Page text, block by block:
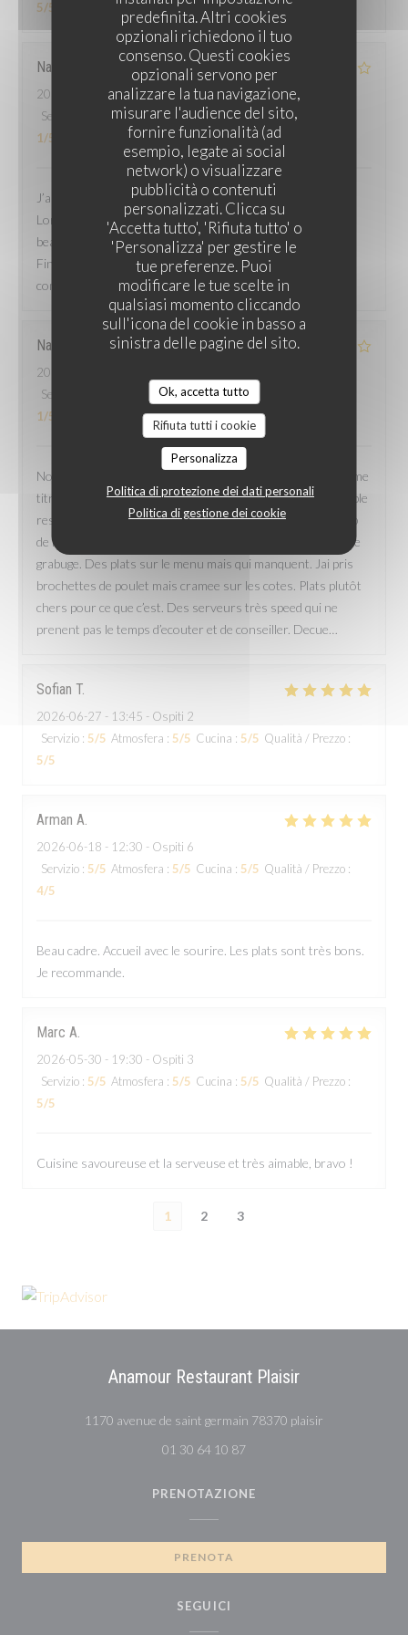
predefinita. Altri cookies
opzionali richiedono il tuo
consenso. Questi cookies
opzionali servono per
analizzare la tua navigazione,
misurare l'audience del sito,
fornire funzionalità (ad
esempio, legate ai social
network) o visualizzare
pubblicità o contenuti
personalizzati. Clicca su
'Accetta tutto', 'Rifiuta tutto' o
'Personalizza' per gestire le
tue preferenze. Puoi
modificare le tue scelte in
qualsiasi momento cliccando
sull'icona del cookie in basso a
sinistra delle pagine del sito.
Ok, accetta tutto
Rifiuta tutti i cookie
Personalizza
Politica di protezione dei dati personali
Politica di gestione dei cookie
5/5
Nacima
2026-07-05
- 16:30 - Ospiti 2
Servizio
Atmosfera: 2 /5 Cucina: 2/5 Qualità / Prezzo
1/5
J’ai commandé un dessert dans lequel il y avait un cheveu.
Lorsque j’ai demandé qu’on me le remplace, ils ont mis
beaucoup de temps à me rapporter un autre dessert.
Finalement, ils m’ont servi le même dessert, avec la glace
complètement fondue.
Naouel
2026-06-27
Servizio
Atmosfera:1 /5 Cucina:1/5
1/5
Nous avions reserve mais ils nous ont fait attendre au meme
titre que ceux qui n’avaient pas reservé…du coup pas de table
reservee. Il fallait attendre qu’une table se libere. Beaucoup
de monde et de bruit. Très désagréable de manger dans tt ce
grabuge. Des plats sur le menu mais qui manquent. Jai pris
brochettes de poulet mais cramee sur les cotes. Plats plutôt
chers pour ce que c’est. Des serveurs très speed qui ne
prenent pas le temps d’ecouter et de conseiller. Decue…
Sofian T
2026-06-27 - 13:45 - Ospiti 2
Servizio : 5/5 Atmosfera : 5/5 Cucina : 5/5 Qualità / Prezzo :
5/5
Arman A
2026-06-18 - 12:30 - Ospiti 6
Servizio : 5/5 Atmosfera : 5/5 Cucina : 5/5 Qualità / Prezzo :
4/5
Beau cadre. Accueil avec le sourire. Les plats sont très bons.
Je recommande.
Marc A
2026-05-30 - 19:30 - Ospiti 3
Servizio : 5/5 Atmosfera : 5/5 Cucina : 5/5 Qualità / Prezzo :
5/5
Cuisine savoureuse et la serveuse et très aimable, bravo !
1 2 3
Anamour Restaurant Plaisir
1170 avenue de saint germain 78370 plaisir
01 30 64 10 87
PRENOTAZIONE
PRENOTA
SEGUICI